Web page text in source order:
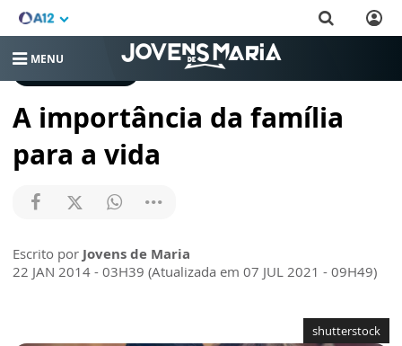
MENU
A importância da família
para a vida
Escrito por Jovens de Maria
22 JAN 2014 - 03H39 (Atualizada em 07 JUL 2021 - 09H49)
shutterstock